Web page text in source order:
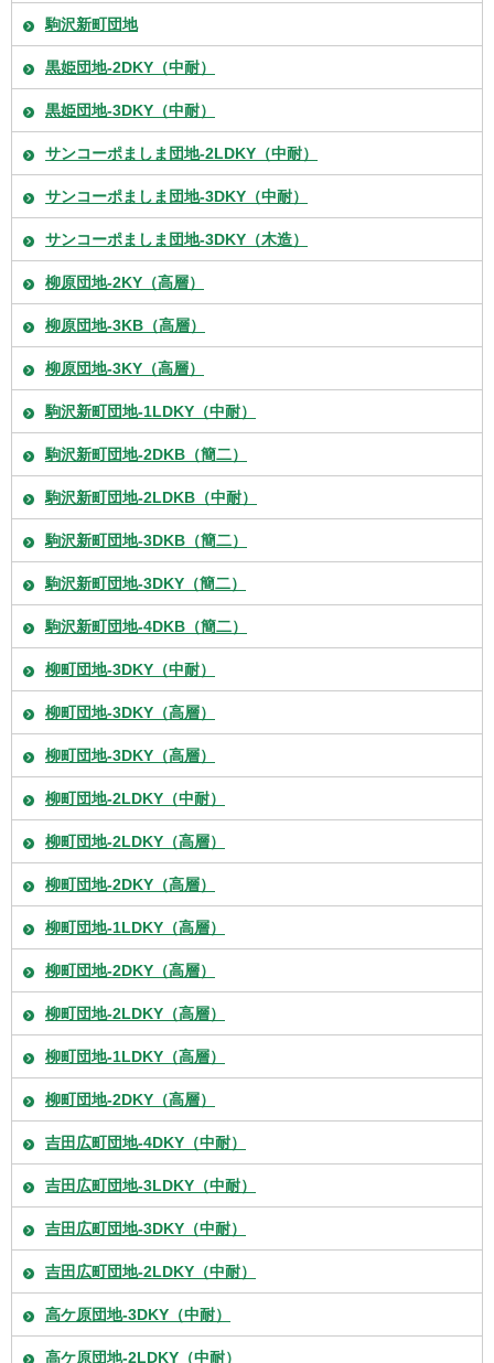
駒沢新町団地
黒姫団地-2DKY（中耐）
黒姫団地-3DKY（中耐）
サンコーポましま団地-2LDKY（中耐）
サンコーポましま団地-3DKY（中耐）
サンコーポましま団地-3DKY（木造）
柳原団地-2KY（高層）
柳原団地-3KB（高層）
柳原団地-3KY（高層）
駒沢新町団地-1LDKY（中耐）
駒沢新町団地-2DKB（簡二）
駒沢新町団地-2LDKB（中耐）
駒沢新町団地-3DKB（簡二）
駒沢新町団地-3DKY（簡二）
駒沢新町団地-4DKB（簡二）
柳町団地-3DKY（中耐）
柳町団地-3DKY（高層）
柳町団地-3DKY（高層）
柳町団地-2LDKY（中耐）
柳町団地-2LDKY（高層）
柳町団地-2DKY（高層）
柳町団地-1LDKY（高層）
柳町団地-2DKY（高層）
柳町団地-2LDKY（高層）
柳町団地-1LDKY（高層）
柳町団地-2DKY（高層）
吉田広町団地-4DKY（中耐）
吉田広町団地-3LDKY（中耐）
吉田広町団地-3DKY（中耐）
吉田広町団地-2LDKY（中耐）
高ケ原団地-3DKY（中耐）
高ケ原団地-2LDKY（中耐）